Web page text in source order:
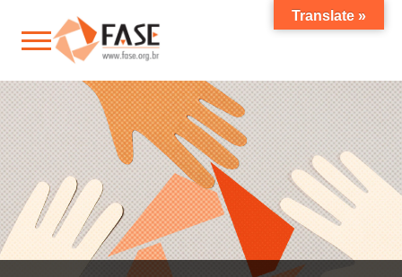
Translate »